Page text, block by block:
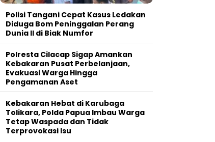
Polisi Tangani Cepat Kasus Ledakan
Diduga Bom Peninggalan Perang
Dunia II di Biak Numfor
Polresta Cilacap Sigap Amankan
Kebakaran Pusat Perbelanjaan,
Evakuasi Warga Hingga
Pengamanan Aset
Kebakaran Hebat di Karubaga
Tolikara, Polda Papua Imbau Warga
Tetap Waspada dan Tidak
Terprovokasi Isu